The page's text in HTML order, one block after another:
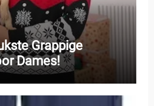
Grappige
Dames!